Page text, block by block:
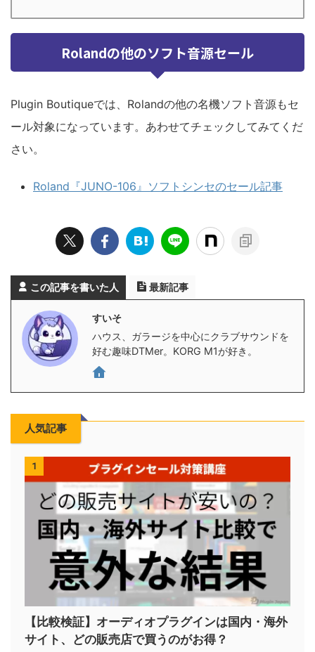
Rolandの他のソフト音源セール
Plugin Boutiqueでは、Rolandの他の名機ソフト音源もセ
ール対象になっています。あわせてチェックしてみてくだ
さい。
Roland『JUNO-106』ソフトシンセのセール記事
この記事を書いた人 最新記事
すいそ
ハウス、ガラージを中心にクラブサウンドを
好む趣味DTMer。KORG M1が好き。
人気記事
1
【比較検証】オーディオプラグインは国内・海外
サイト、どの販売店で買うのがお得？